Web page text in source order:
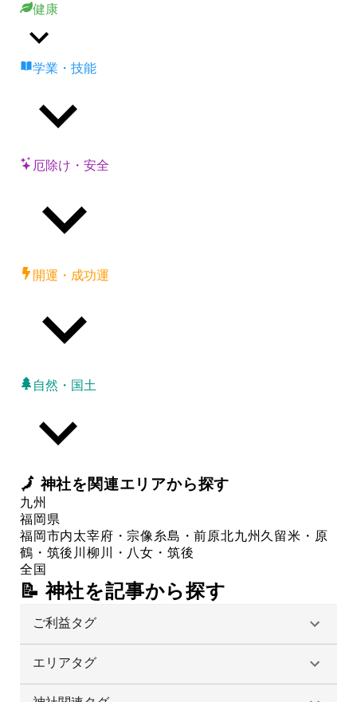
健康
学業・技能
厄除け・安全
開運・成功運
自然・国土
🗾神社を関連エリアから探す
九州
福岡県
福岡市内太宰府・宗像糸島・前原北九州 久留米・原
鶴・筑後川 柳川・八女・筑後
全国
📝 神社を記事から探す
ご利益タグ
エリアタグ